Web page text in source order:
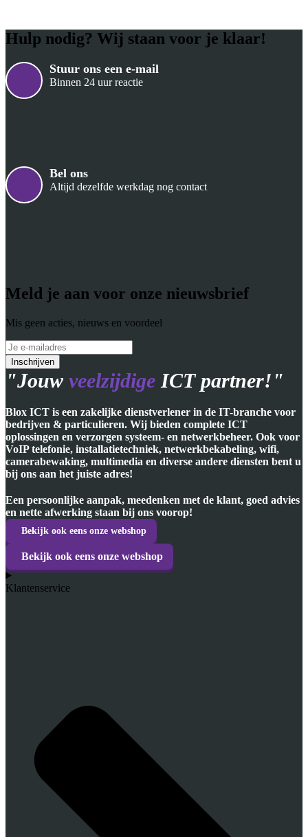
Hulp nodig? Wij staan voor je klaar!
Stuur ons een e-mail
Binnen 24 uur reactie
Bel ons
Altijd dezelfde werkdag nog contact
Meld je aan voor onze nieuwsbrief
Mis geen acties, nieuws en voordeel
"Jouw veelzijdige ICT partner!"
Blox ICT is een zakelijke dienstverlener in de IT-branche voor
bedrijven & particulieren. Wij bieden complete ICT
oplossingen en verzorgen systeem- en netwerkbeheer. Ook voor
VoIP telefonie, installatietechniek, netwerkbekabeling, wifi,
camerabewaking, multimedia en diverse andere diensten bent u
bij ons aan het juiste adres!
Een persoonlijke aanpak, meedenken met de klant, goed advies
en nette afwerking staan bij ons voorop!
Bekijk ook eens onze webshop
Bekijk ook eens onze webshop
Klantenservice